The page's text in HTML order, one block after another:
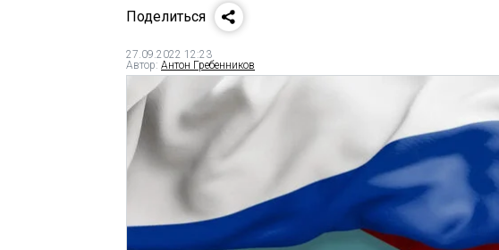
Поделиться
27.09.2022 12:23
Автор: Антон Гребенников